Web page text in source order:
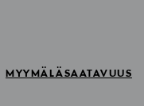
MYYMÄLÄSAATAVUUS